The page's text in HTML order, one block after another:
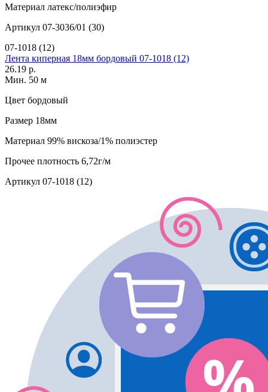
Материал латекс/полиэфир
Артикул 07-3036/01 (30)
07-1018 (12)
Лента киперная 18мм бордовый 07-1018 (12)
26.19 р.
Мин. 50 м
Цвет бордовый
Размер 18мм
Материал 99% вискоза/1% полиэстер
Прочее плотность 6,72г/м
Артикул 07-1018 (12)